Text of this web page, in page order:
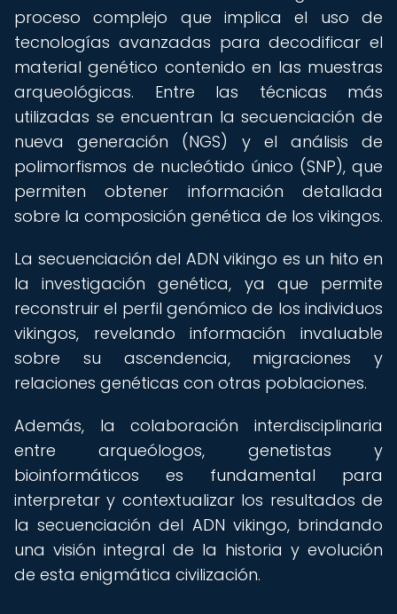
proceso complejo que implica el uso de
tecnologías avanzadas para decodificar el
material genético contenido en las muestras
arqueológicas. Entre las técnicas más
utilizadas se encuentran la secuenciación de
nueva generación (NGS) y el análisis de
polimorfismos de nucleótido único (SNP), que
permiten obtener información detallada
sobre la composición genética de los vikingos.
La secuenciación del ADN vikingo es un hito en
la investigación genética, ya que permite
reconstruir el perfil genómico de los individuos
vikingos, revelando información invaluable
sobre su ascendencia, migraciones y
relaciones genéticas con otras poblaciones.
Además, la colaboración interdisciplinaria
entre arqueólogos, genetistas y
bioinformáticos es fundamental para
interpretar y contextualizar los resultados de
la secuenciación del ADN vikingo, brindando
una visión integral de la historia y evolución
de esta enigmática civilización.